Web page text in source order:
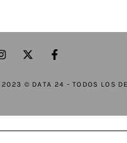
2023 © DATA 24 - TODOS LOS